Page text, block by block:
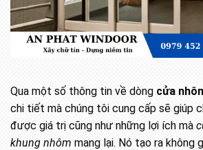
Qua một số thông tin về dòng cửa
chi tiết mà chúng tôi cung cấp sẽ giúp
được giá trị cũng như những lợi ích mà
khung nhôm mang lại. Nó tạo ra không